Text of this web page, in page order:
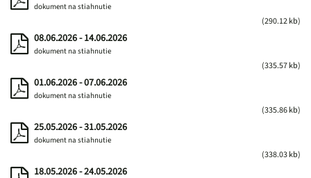
dokument na stiahnutie
(290.12 kb)
08.06.2026 - 14.06.2026
dokument na stiahnutie
(335.57 kb)
01.06.2026 - 07.06.2026
dokument na stiahnutie
(335.86 kb)
25.05.2026 - 31.05.2026
dokument na stiahnutie
(338.03 kb)
18.05.2026 - 24.05.2026